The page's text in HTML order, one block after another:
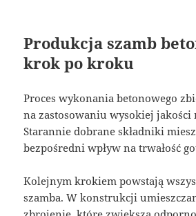
Produkcja szamb
krok po kroku
Proces wykonania betonowego
na zastosowaniu wysokiej jakości
Starannie dobrane składniki
bezpośredni wpływ na trwałość
Kolejnym krokiem powstają
szamba. W konstrukcji